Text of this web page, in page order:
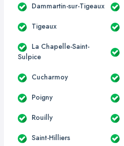
Dammartin-sur-Tigeaux
Tigeaux
La Chapelle-Saint-
Sulpice
Cucharmoy
Poigny
Rouilly
Saint-Hilliers